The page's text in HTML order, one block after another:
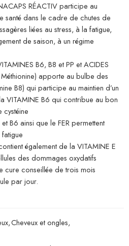
RÉACTIV participe au
santé dans le cadre de chutes de
liées au stress, à la fatigue,
de saison, à un régime
B6, B8 et PP et ACIDES
Méthionine) apporte au bulbe des
B8) qui participe au maintien d’un
VITAMINE B6 qui contribue au bon
cystéine
B6 ainsi que le FER permettent
également de la VITAMINE E
des dommages oxydatifs
cure conseillée de trois mois
par jour.
,Cheveux et ongles,